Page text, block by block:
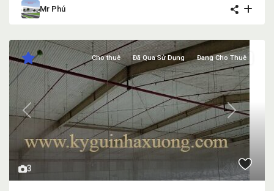
Mr Phú
3
Previous Next
Cho thuê Đã Qua Sử Dụng Đang Cho Thuê